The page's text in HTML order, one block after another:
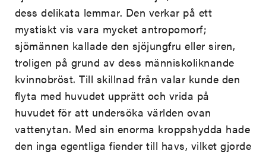
dess delikata lemmar. Den verkar på ett
mystiskt vis vara mycket antropomorf;
sjömännen kallade den sjöjungfru eller siren,
troligen på grund av dess människoliknande
kvinnobröst. Till skillnad från valar kunde den
flyta med huvudet upprätt och vrida på
huvudet för att undersöka världen ovan
vattenytan. Med sin enorma kroppshydda hade
den inga egentliga fiender till havs, vilket gjorde